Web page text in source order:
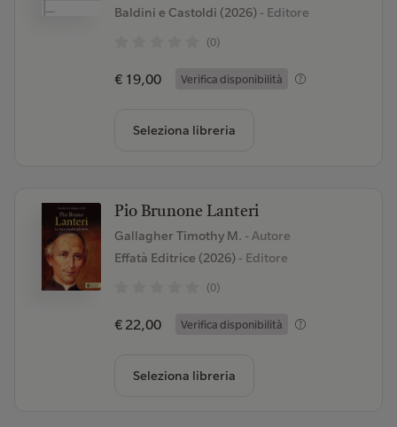
Baldini e Castoldi (2026)- Editore
(0)
€ 19,00 Verifica disponibilità
Seleziona libreria
Pio Brunone Lanteri
Gallagher Timothy M. - Autore
Effatà Editrice (2026)- Editore
(0)
€ 22,00 Verifica disponibilità
Seleziona libreria